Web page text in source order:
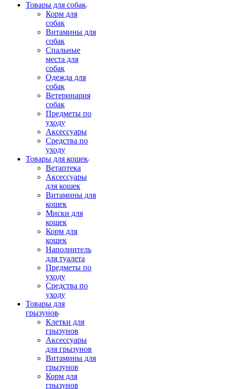
Товары для собак
Корм для
собак
Витамины для
собак
Спальные
места для
собак
Одежда для
собак
Ветеринария
собак
Предметы по
уходу
Аксессуары
Средства по
уходу
Товары для кошек
Ветаптека
Аксессуары
для кошек
Витамины для
кошек
Миски для
кошек
Корм для
кошек
Наполнитель
для туалета
Предметы по
уходу
Средства по
уходу
Товары для
грызунов
Клетки для
грызунов
Аксессуары
для грызунов
Витамины для
грызунов
Корм для
грызунов